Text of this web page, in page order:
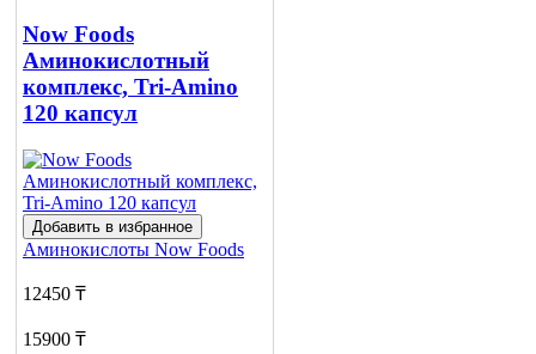
Now Foods
Аминокислотный
комплекс, Tri-Amino
120 капсул
Добавить в избранное
Аминокислоты Now Foods
12450 ₸
15900 ₸